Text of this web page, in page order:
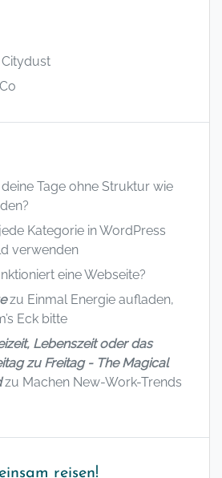
Tage ohne Struktur wie
Kategorie in WordPress
verwenden
eine Webseite?
zu Einmal Energie aufladen,
Eck bitte
Lebenszeit oder das
zu Freitag - The Magical
zu Machen New-Work-Trends
reisen!